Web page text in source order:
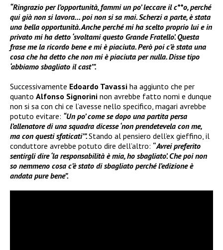
“Ringrazio per l’opportunità, fammi un po’ leccare il c**o, perché
qui già non si lavora… poi non si sa mai. Scherzi a parte, è stata
una bella opportunità. Anche perché mi ha scelto proprio lui e in
privato mi ha detto ‘svoltami questo Grande Fratello’. Questa
frase me la ricordo bene e mi è piaciuta. Però poi c’è stata una
cosa che ha detto che non mi è piaciuta per nulla. Disse tipo
‘abbiamo sbagliato il cast’”.
Successivamente Edoardo Tavassi ha aggiunto che per
quanto Alfonso Signorini non avrebbe fatto nomi e dunque
non si sa con chi ce l’avesse nello specifico, magari avrebbe
potuto evitare: “Un po’ come se dopo una partita persa
l’allenatore di una squadra dicesse ‘non prendetevela con me,
ma con questi sfaticati’”.Stando al pensiero dell’ex gieffino, il
conduttore avrebbe potuto dire dell’altro: “Avrei preferito
sentirgli dire ‘la responsabilità è mia, ho sbagliato’. Che poi non
so nemmeno cosa c’è stato di sbagliato perché l’edizione è
andata pure bene”.